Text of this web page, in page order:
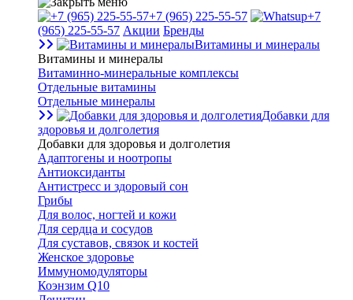
+7 (965) 225-55-57
+7
(965) 225-55-57 Акции Бренды
Витамины и минералы
Витамины и минералы
Витаминно-минеральные комплексы
Отдельные витамины
Отдельные минералы
Добавки для
здоровья и долголетия
Добавки для здоровья и долголетия
Адаптогены и ноотропы
Антиоксиданты
Антистресс и здоровый сон
Грибы
Для волос, ногтей и кожи
Для сердца и сосудов
Для суставов, связок и костей
Женское здоровье
Иммуномодуляторы
Коэнзим Q10